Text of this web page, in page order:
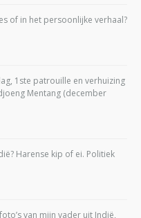
of in het persoonlijke verhaal?
1ste patrouille en verhuizing
Mentang (december
Harense kip of ei. Politiek
van mijn vader uit Indië,